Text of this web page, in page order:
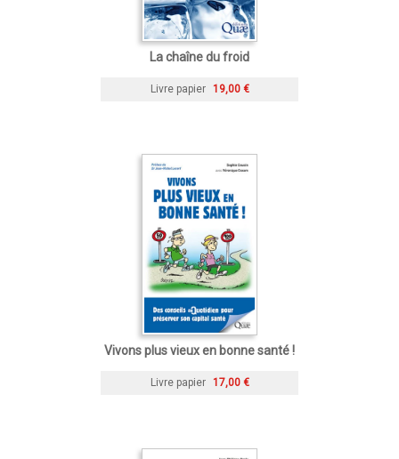
La chaîne du froid
Livre papier 19,00 €
Vivons plus vieux en bonne santé !
Livre papier 17,00 €